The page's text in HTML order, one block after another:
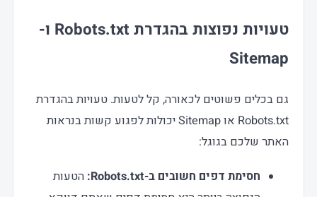
טעויות נפוצות בהגדרת Robots.txt ו-
Sitemap
גם בכלים פשוטים לכאורה, קל לטעות. טעויות בהגדרת
Robots.txt או Sitemap יכולות לפגוע קשות בנראות
האתר שלכם בגוגל:
חסימת דפים חשובים ב-Robots.txt:
הטעות